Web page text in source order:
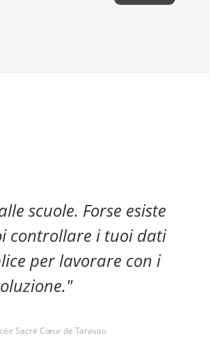
scuole. Forse esiste
controllare i tuoi dati
per lavorare con i
Sacré Cœur de Taravao